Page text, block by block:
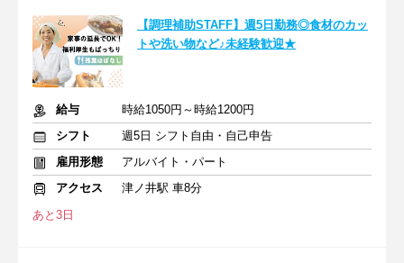
【調理補助STAFF】週5日勤務◎食材のカッ
トや洗い物など♪未経験歓迎★
給与
時給1050円～時給1200円
シフト
週5日 シフト自由・自己申告
雇用形態
アルバイト・パート
アクセス
津ノ井駅 車8分
あと3日